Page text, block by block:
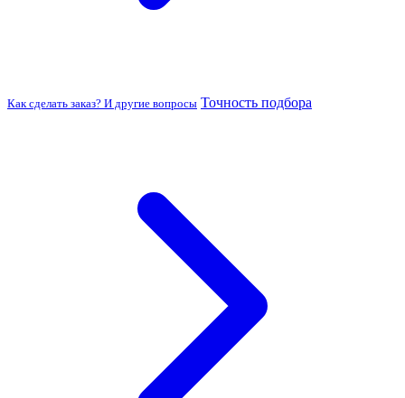
Как сделать заказ? И другие вопросы Точность подбора